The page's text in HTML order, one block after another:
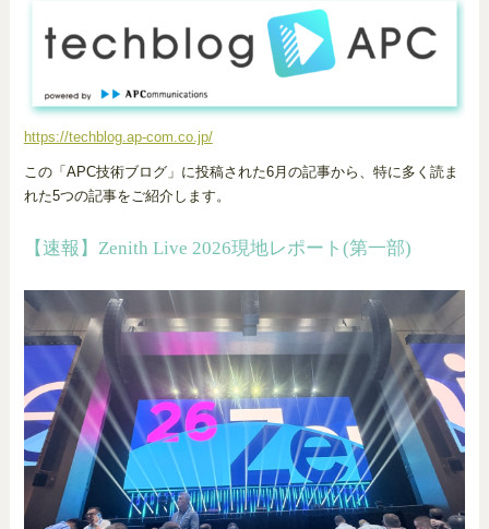
https://techblog.ap-com.co.jp/
この「APC技術ブログ」に投稿された6月の記事から、特に多く読ま
れた5つの記事をご紹介します。
【速報】Zenith Live 2026現地レポート(第一部)